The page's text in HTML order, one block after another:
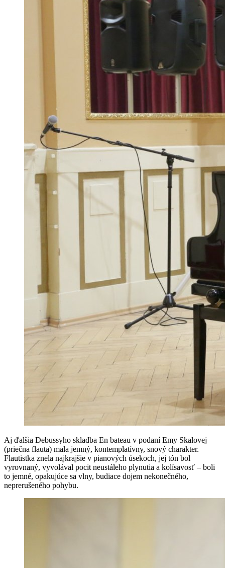
Aj ďalšia Debussyho skladba En bateau v podaní Emy Skalovej
(priečna flauta) mala jemný, kontemplatívny, snový charakter.
Flautistka znela najkrajšie v pianových úsekoch, jej tón bol
vyrovnaný, vyvolával pocit neustáleho plynutia a kolísavosť – boli
to jemné, opakujúce sa vlny, budiace dojem nekonečného,
neprerušeného pohybu.